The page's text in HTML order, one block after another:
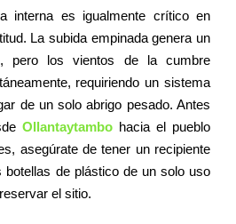
interna es igualmente crítico en
La subida empinada genera un
pero los vientos de la cumbre
requiriendo un sistema
de un solo abrigo pesado. Antes
Ollantaytambohacia el pueblo
asegúrate de tener un recipiente
botellas de plástico de un solo uso
el sitio.